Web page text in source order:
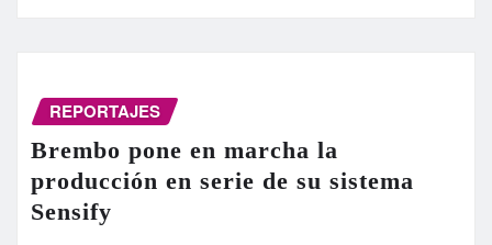
REPORTAJES
Brembo pone en marcha la
producción en serie de su sistema
Sensify